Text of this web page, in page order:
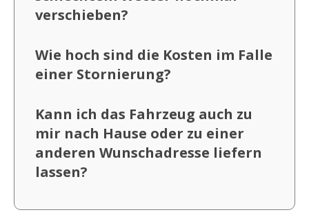
verschieben?
Wie hoch sind die Kosten im Falle
einer Stornierung?
Kann ich das Fahrzeug auch zu
mir nach Hause oder zu einer
anderen Wunschadresse liefern
lassen?